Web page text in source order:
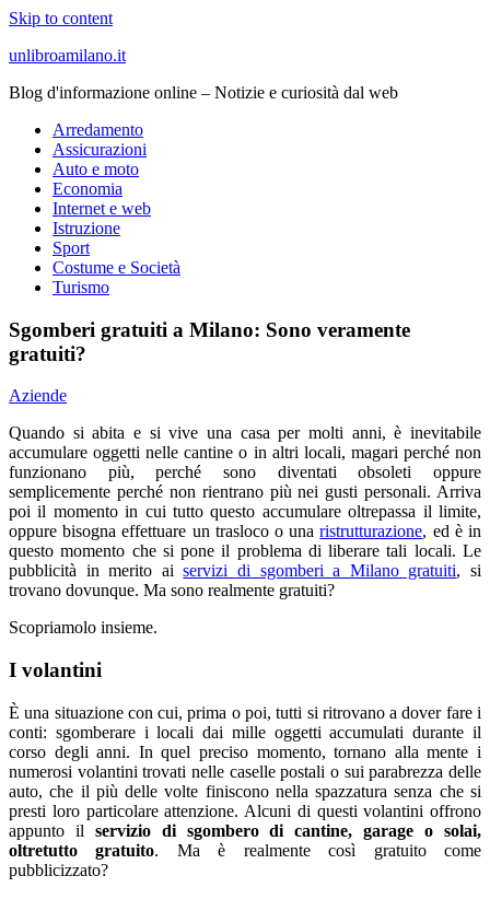
Skip to content
unlibroamilano.it
Blog d'informazione online – Notizie e curiosità dal web
Arredamento
Assicurazioni
Auto e moto
Economia
Internet e web
Istruzione
Sport
Costume e Società
Turismo
Sgomberi gratuiti a Milano: Sono veramente
gratuiti?
Aziende
Quando si abita e si vive una casa per molti anni, è inevitabile
accumulare oggetti nelle cantine o in altri locali, magari perché non
funzionano più, perché sono diventati obsoleti oppure
semplicemente perché non rientrano più nei gusti personali. Arriva
poi il momento in cui tutto questo accumulare oltrepassa il limite,
oppure bisogna effettuare un trasloco o unaristrutturazione, ed è in
questo momento che si pone il problema di liberare tali locali. Le
pubblicità in merito aiservizi di sgomberi a Milano gratuiti, si
trovano dovunque. Ma sono realmente gratuiti?
Scopriamolo insieme.
I volantini
È una situazione con cui, prima o poi, tutti si ritrovano a dover fare i
conti: sgomberare i locali dai mille oggetti accumulati durante il
corso degli anni. In quel preciso momento, tornano alla mente i
numerosi volantini trovati nelle caselle postali o sui parabrezza delle
auto, che il più delle volte finiscono nella spazzatura senza che si
presti loro particolare attenzione. Alcuni di questi volantini offrono
appunto il servizio di sgombero di cantine, garage o solai,
oltretutto gratuito. Ma è realmente così gratuito come
pubblicizzato?